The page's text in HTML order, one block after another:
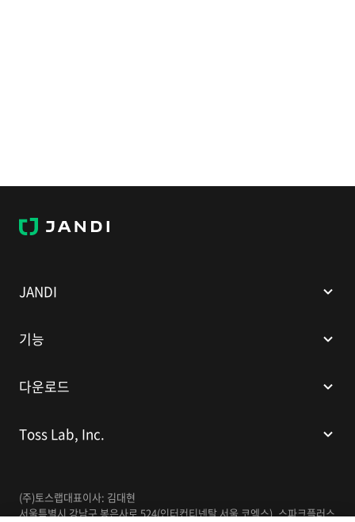
J
A
JANDI
기능
다운로드
Toss Lab, Inc.
(주)토스랩대표이사: 김대현
서울특별시 강남구 봉은사로 524(인터컨티넨탈 서울 코엑스), 스파크플러스